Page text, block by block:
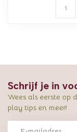
Schrijf je in
Wees als eerste op
play tips en meer!